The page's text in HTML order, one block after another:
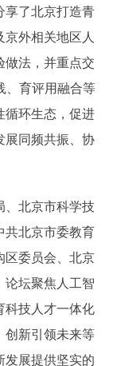
享了北京打造青
外相关地区人
做法，并重点交
、育评用融合等
循环生态，促进
展同频共振、协
、北京市科学技
共北京市委教育
区委员会、北京
论坛聚焦人工智
科技人才一体化
创新引领未来等
发展提供坚实的